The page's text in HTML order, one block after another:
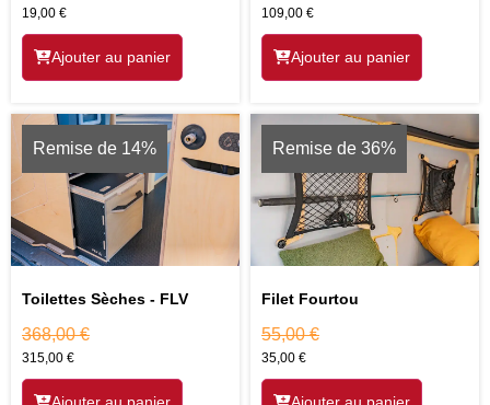
19,00 €
Ajouter au panier
109,00 €
Ajouter au panier
Remise de 14%
Toilettes Sèches - FLV
368,00€
315,00 €
Remise de 36%
Filet Fourtou
55,00€
35,00 €